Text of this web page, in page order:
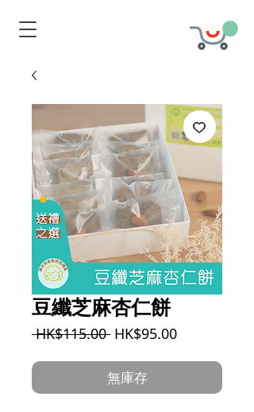
豆纖芝麻杏仁餅
HK$115.00 一
價
格
HK$95.00促
價
無庫存